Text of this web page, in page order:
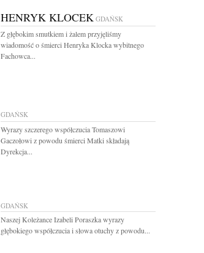
HENRYK KLOCEK GDAŃSK
Z głębokim smutkiem i żalem przyjęliśmy
wiadomość o śmierci Henryka Klocka wybitnego
Fachowca...
GDAŃSK
Wyrazy szczerego współczucia Tomaszowi
Gaczołowi z powodu śmierci Matki składają
Dyrekcja...
GDAŃSK
Naszej Koleżance Izabeli Poraszka wyrazy
głębokiego współczucia i słowa otuchy z powodu...